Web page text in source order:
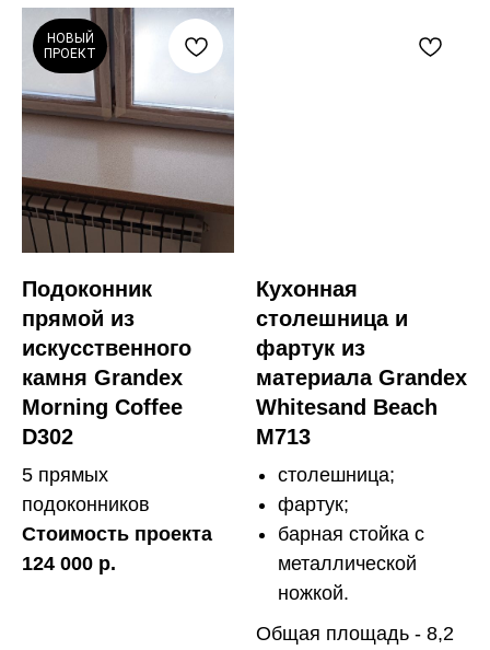
НОВЫЙ
ПРОЕКТ
Подоконник
прямой из
искусственного
камня Grandex
Morning Coffee
D302
5 прямых
подоконников
Стоимость проекта
124 000 р.
Кухонная
столешница и
фартук из
материала Grandex
Whitesand Beach
M713
столешница;
фартук;
барная стойка с
металлической
ножкой.
Общая площадь - 8,2